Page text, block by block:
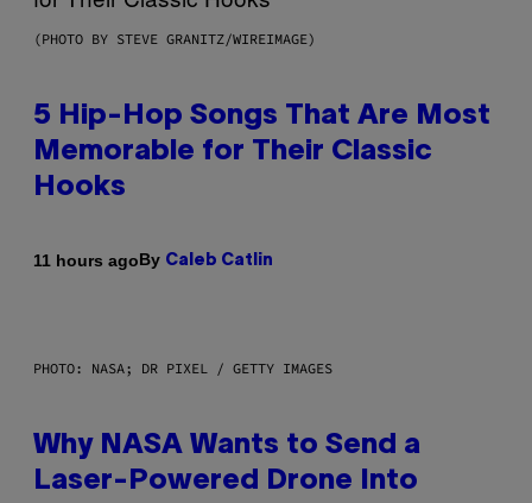
(PHOTO BY STEVE GRANITZ/WIREIMAGE)
5 Hip-Hop Songs That Are Most
Memorable for Their Classic
Hooks
11 hours agoBy Caleb Catlin
PHOTO: NASA; DR PIXEL / GETTY IMAGES
Why NASA Wants to Send a
Laser-Powered Drone Into